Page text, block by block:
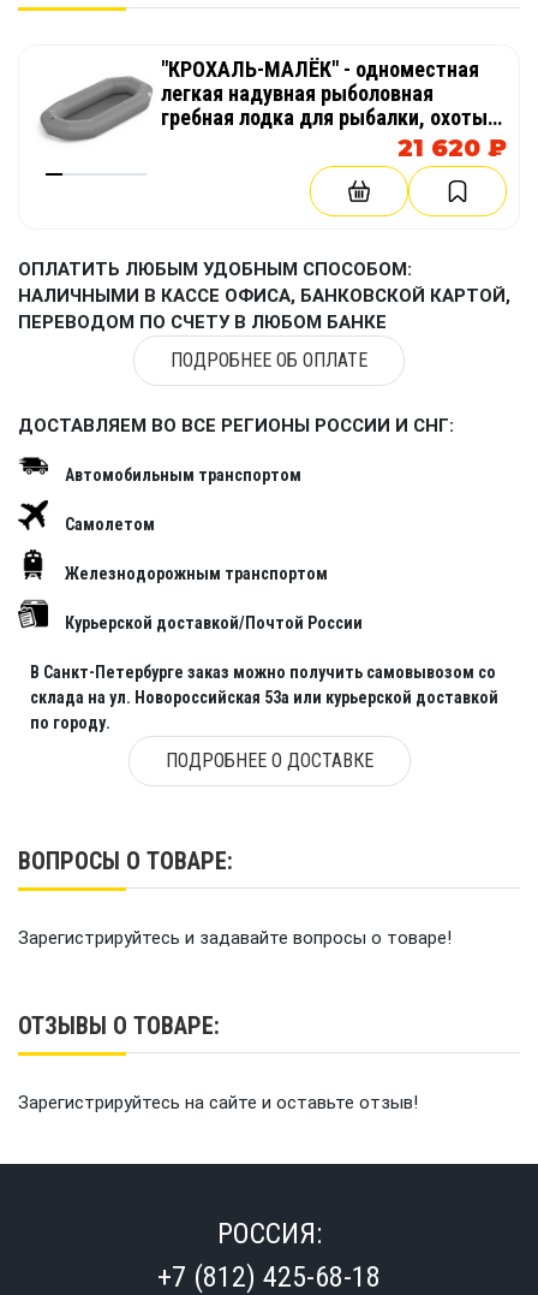
7.Повышение скорости:Благодаря
осадка пакрафта уменьшается и скорость
движения увеличивается.
С надувным дном из
AirDeck (воздушная
палуба)можно
намного увереннее перемещаться внутри
Мы изготавливаем донышки не только
для моделей своих пакрафтов
, но и для
пакрафтов Тайфун, Вольный Ветер,
Сплав, Кочевник, Иволга, Жаворонок, Билюта,
нам с любым запросом
Повышенная прочность и термостойкость
продукции достигается за счёт использования
оборудования ПВХ-сварки горячим воздухом.
"КРОХАЛЬ-МАЛЁК" - одноместная
легкая надувная рыболовная
гребная лодка для рыбалки, охоты
21 620 ₽
ОПЛАТИТЬ ЛЮБЫМ УДОБНЫМ СПОСОБОМ:
НАЛИЧНЫМИ В КАССЕ ОФИСА, БАНКОВСКОЙ КАРТОЙ,
ПЕРЕВОДОМ ПО СЧЕТУ В ЛЮБОМ БАНКЕ
ПОДРОБНЕЕ ОБ ОПЛАТЕ
ДОСТАВЛЯЕМ ВО ВСЕ РЕГИОНЫ РОССИИ И СНГ:
Автомобильным транспортом
Самолетом
Железнодорожным транспортом
Курьерской доставкой/Почтой России
В Санкт-Петербурге заказ можно получить самовывозом со
склада на ул. Новороссийская 53а или курьерской доставкой
по городу.
ПОДРОБНЕЕ О ДОСТАВКЕ
ВОПРОСЫ О ТОВАРЕ:
Зарегистрируйтесь и задавайте вопросы о товаре!
ОТЗЫВЫ О ТОВАРЕ:
Зарегистрируйтесь на сайте и оставьте отзыв!
РОССИЯ:
+7 (812) 425-68-18